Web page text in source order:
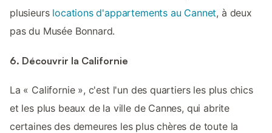
plusieurs locations d'appartements au Cannet, à deux
pas du Musée Bonnard.
6. Découvrir la Californie
La « Californie », c'est l'un des quartiers les plus chics
et les plus beaux de la ville de Cannes, qui abrite
certaines des demeures les plus chères de toute la